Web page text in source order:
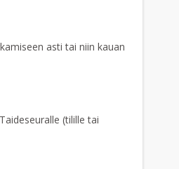
asti tai niin kauan
(tilille tai